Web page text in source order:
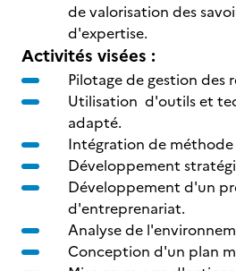
de valorisation des
d'expertise.
Activités visées :
Pilotage de gestion des
Utilisation d'outils et
adapté.
Intégration de méthode
Développement
Développement d'un
d'entreprenariat.
Analyse de
Conception d'un plan